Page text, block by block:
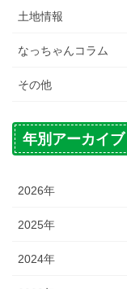
土地情報
なっちゃんコラム
その他
年別アーカイブ
2026年
2025年
2024年